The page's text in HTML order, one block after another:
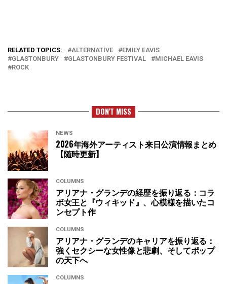
RELATED TOPICS: ALTERNATIVE
EMILY EAVIS
GLASTONBURY
GLASTONBURY FESTIVAL
MICHAEL EAVIS
ROCK
DON'T MISS
NEWS
2026年海外アーティスト来日公演情報まとめ
【随時更新】
COLUMNS
アリアナ・グランデの経歴を振り返る：コラ
ボ女王と『ウィキッド』、心模様を描いたコ
ンセプト作
COLUMNS
アリアナ・グランデのキャリアを振り返る：
強くセクシーな女性像と悲劇、そしてポップ
の天下へ
COLUMNS